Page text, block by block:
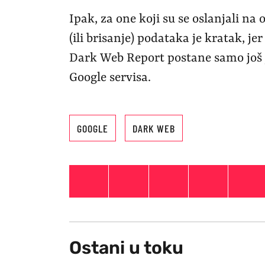
Ipak, za one koji su se oslanjali na
(ili brisanje) podataka je kratak,
Dark Web Report postane samo
Google servisa.
GOOGLE DARK WEB
Ostani u toku